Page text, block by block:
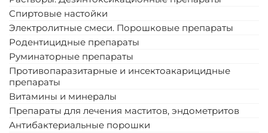
Спиртовые настойки
Электролитные смеси. Порошковые препараты
Родентицидные препараты
Руминаторные препараты
Противопаразитарные и инсектоакарицидные
препараты
Витамины и минералы
Препараты для лечения маститов, эндометритов
Антибактериальные порошки